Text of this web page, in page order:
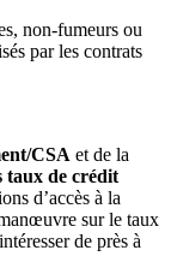
non-fumeurs ou
par les contrats
CSA et de la
taux de crédit
d’accès à la
sur le taux
de près à